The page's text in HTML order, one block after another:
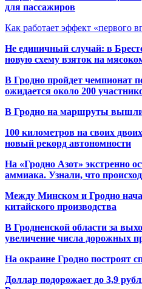
для пассажиров
Как работает эффект «первого
Не единичный случай: в
новую схему взяток на
В Гродно пройдет чемпионат
ожидается около 200
В Гродно на маршруты
100 километров на своих
новый рекорд автономности
На «Гродно Азот» экстренно
аммиака. Узнали, что
Между Минском и Гродно
китайского производства
В Гродненской области за
увеличение числа дорожных
На окраине Гродно построят
Доллар подорожает до 3,9